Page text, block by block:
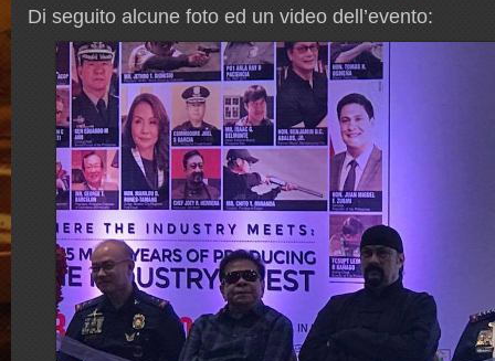
Di seguito alcune foto ed un video dell’evento: